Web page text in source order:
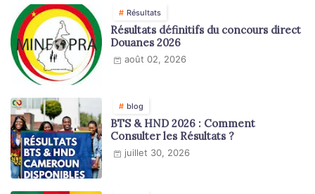
Résultats
Résultats définitifs du concours direct
Douanes 2026
août 02, 2026
blog
BTS & HND 2026 : Comment
Consulter les Résultats ?
juillet 30, 2026